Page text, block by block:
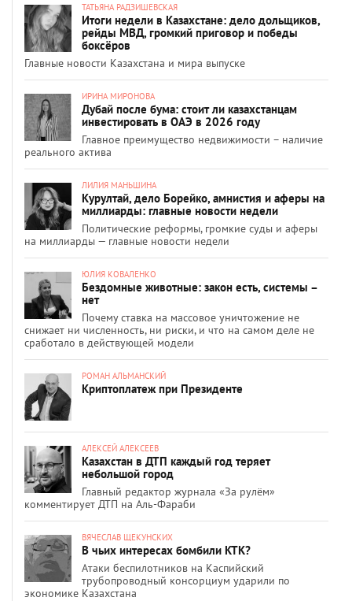
ТАТЬЯНА РАДЗИШЕВСКАЯ
Итоги недели в Казахстане: дело дольщиков,
рейды МВД, громкий приговор и победы
боксёров
Главные новости Казахстана и мира выпуске
ИРИНА МИРОНОВА
Дубай после бума: стоит ли казахстанцам
инвестировать в ОАЭ в 2026 году
Главное преимущество недвижимости – наличие
реального актива
ЛИЛИЯ МАНЬШИНА
Курултай, дело Борейко, амнистия и аферы на
миллиарды: главные новости недели
Политические реформы, громкие суды и аферы
на миллиарды — главные новости недели
ЮЛИЯ КОВАЛЕНКО
Бездомные животные: закон есть, системы –
нет
Почему ставка на массовое уничтожение не
снижает ни численность, ни риски, и что на самом деле не
сработало в действующей модели
РОМАН АЛЬМАНСКИЙ
Криптоплатеж при Президенте
АЛЕКСЕЙ АЛЕКСЕЕВ
Казахстан в ДТП каждый год теряет
небольшой город
Главный редактор журнала «За рулём»
комментирует ДТП на Аль-Фараби
ВЯЧЕСЛАВ ЩЕКУНСКИХ
В чьих интересах бомбили КТК?
Атаки беспилотников на Каспийский
трубопроводный консорциум ударили по
экономике Казахстана